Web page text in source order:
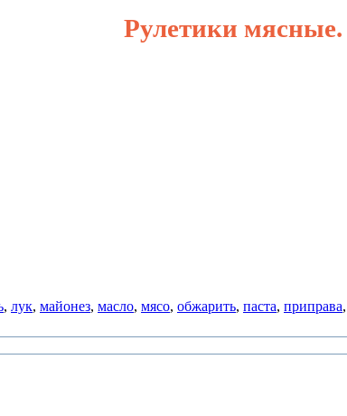
Рулетики мясные.
, лук, майонез, масло, мясо, обжарить, паста, приправа,